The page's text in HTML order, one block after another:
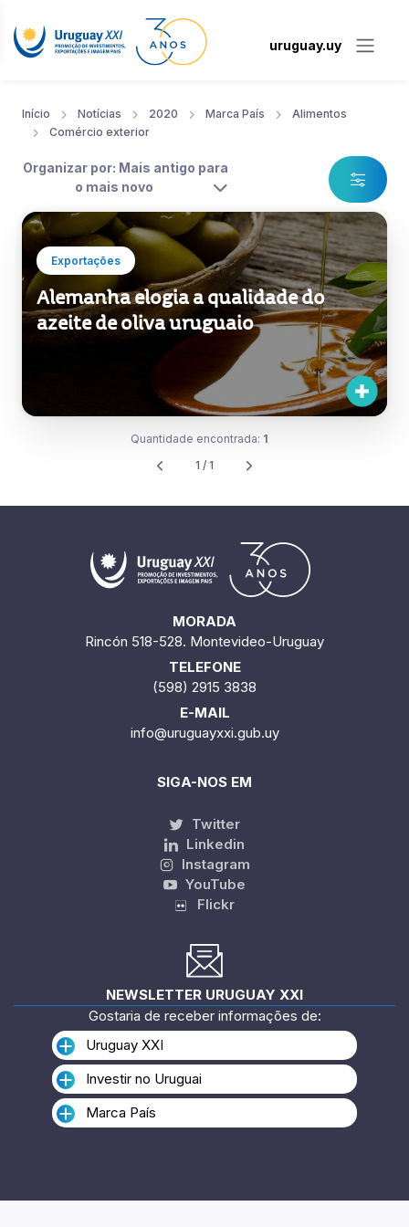
uruguay.uy
Início Notícias 2020 Marca País
Alimentos
Comércio exterior
Organizar por: Mais antigo para
o mais novo
Exportações
Alemanha elogia a qualidade do
azeite de oliva uruguaio
Quantidade encontrada: 1
1 / 1
MORADA
Rincón 518-528. Montevideo-Uruguay
TELEFONE
(598) 2915 3838
E-MAIL
info@uruguayxxi.gub.uy
SIGA-NOS EM
Twitter
Linkedin
Instagram
YouTube
Flickr
NEWSLETTER URUGUAY XXI
Gostaria de receber informações de:
Uruguay XXI
Investir no Uruguai
Marca País